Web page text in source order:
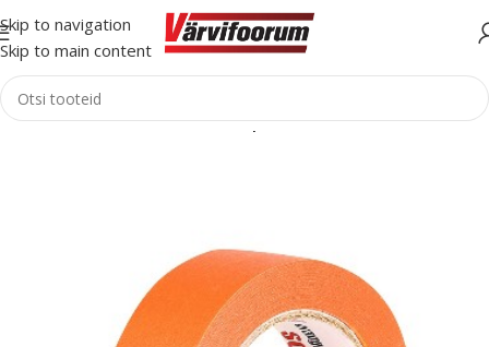
Skip to navigation
Skip to main content
Esileht Tarvikud Teibid Maalriteip